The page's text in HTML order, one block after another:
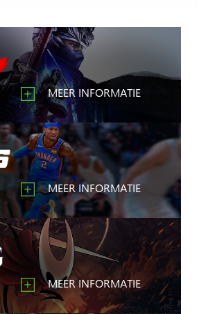
MEER INFORMATIE
MEER INFORMATIE
MEER INFORMATIE